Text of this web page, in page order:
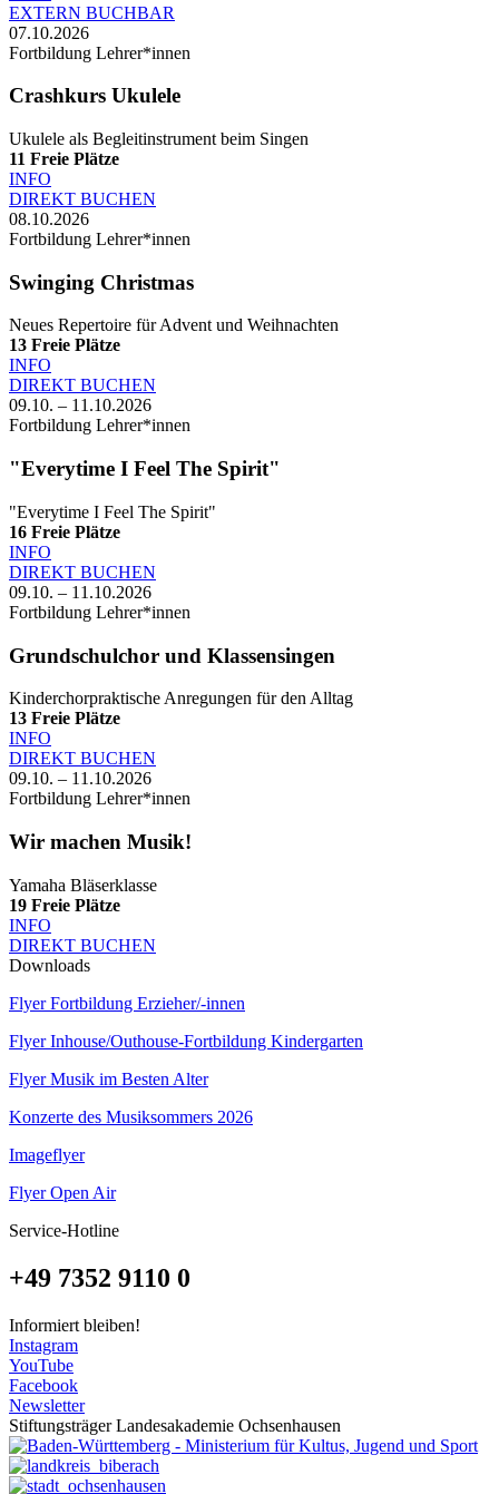
EXTERN BUCHBAR
07.10.2026
Fortbildung Lehrer*innen
Crashkurs Ukulele
Ukulele als Begleitinstrument beim Singen
11 Freie Plätze
INFO
DIREKT BUCHEN
08.10.2026
Fortbildung Lehrer*innen
Swinging Christmas
Neues Repertoire für Advent und Weihnachten
13 Freie Plätze
INFO
DIREKT BUCHEN
09.10. – 11.10.2026
Fortbildung Lehrer*innen
"Everytime I Feel The Spirit"
"Everytime I Feel The Spirit"
16 Freie Plätze
INFO
DIREKT BUCHEN
09.10. – 11.10.2026
Fortbildung Lehrer*innen
Grundschulchor und Klassensingen
Kinderchorpraktische Anregungen für den Alltag
13 Freie Plätze
INFO
DIREKT BUCHEN
09.10. – 11.10.2026
Fortbildung Lehrer*innen
Wir machen Musik!
Yamaha Bläserklasse
19 Freie Plätze
INFO
DIREKT BUCHEN
Downloads
Flyer Fortbildung Erzieher/-innen
Flyer Inhouse/Outhouse-Fortbildung Kindergarten
Flyer Musik im Besten Alter
Konzerte des Musiksommers 2026
Imageflyer
Flyer Open Air
Service-Hotline
+49 7352 9110 0
Informiert bleiben!
Instagram
YouTube
Facebook
Newsletter
Stiftungsträger Landesakademie Ochsenhausen